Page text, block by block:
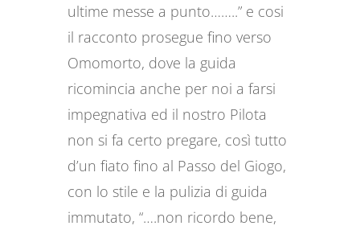
ultime messe a punto……..” e cosi
il racconto prosegue fino verso
Omomorto, dove la guida
ricomincia anche per noi a farsi
impegnativa ed il nostro Pilota
non si fa certo pregare, così tutto
d’un fiato fino al Passo del Giogo,
con lo stile e la pulizia di guida
immutato, “….non ricordo bene,